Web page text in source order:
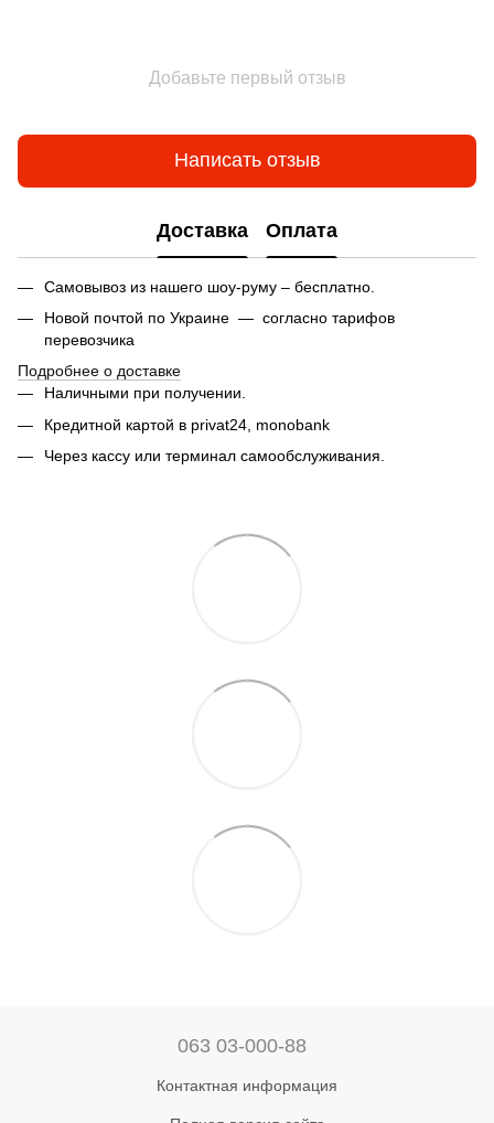
Добавьте первый отзыв
Написать отзыв
Доставка Оплата
Самовывоз из нашего шоу-руму – бесплатно.
Новой почтой по Украине — согласно тарифов
перевозчика
Подробнее о доставке
Наличными при получении.
Кредитной картой в privat24, monobank
Через кассу или терминал самообслуживания.
063 03-000-88
Контактная информация